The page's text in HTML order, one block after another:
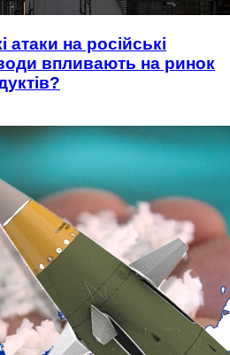
атаки на російські
впливають на ринок